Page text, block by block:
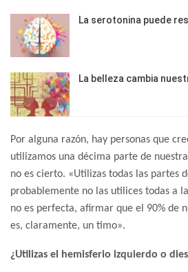
La serotonina puede
La belleza cambia
Por alguna razón, hay personas que
utilizamos una décima parte de
no es cierto. «Utilizas todas las partes
probablemente no las utilices todas a
no es perfecta, afirmar que el 90% de
es, claramente, un timo».
¿Utilizas el hemisferio izquierdo o